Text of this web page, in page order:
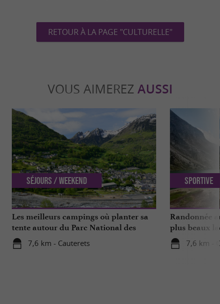
RETOUR À LA PAGE "CULTURELLE"
VOUS AIMEREZ AUSSI
Les meilleurs campings où planter sa
tente autour du Parc National des
Hautes-Pyrénées
7,6 km - Cauterets
Séjours / Weekend
Randonnée
plus beaux
7,6 km -
Sportive